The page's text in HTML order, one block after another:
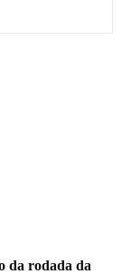
da rodada da